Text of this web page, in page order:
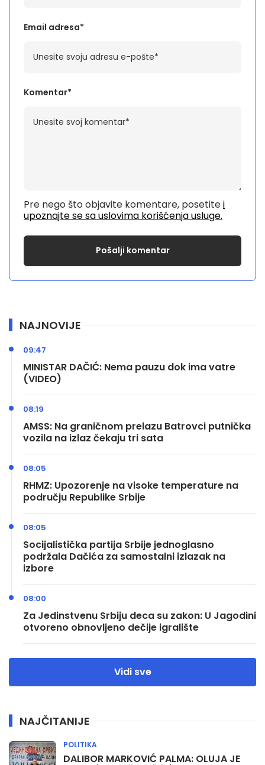
Komentar*
Pre nego što objavite komentare, posetitei
upoznajte se sa uslovima korišćenja usluge.
Email adresa*
NAJNOVIJE
MINISTAR DAČIĆ: Nema pauzu dok ima vatre
(VIDEO)
09:47
AMSS: Na graničnom prelazu Batrovci putnička
vozila na izlaz čekaju tri sata
08:19
RHMZ: Upozorenje na visoke temperature na
području Republike Srbije
08:05
Socijalistička partija Srbije jednoglasno
podržala Dačića za samostalni izlazak na
izbore
08:05
Za Jedinstvenu Srbiju deca su zakon: U Jagodini
otvoreno obnovljeno dečije igralište
08:00
Vidi sve
NAJČITANIJE
DALIBOR MARKOVIĆ PALMA: OLUJA JE
POLITIKA